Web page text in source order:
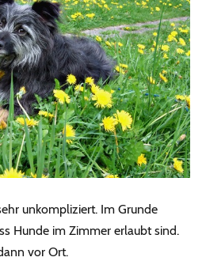
unkompliziert. Im Grunde
Hunde im Zimmer erlaubt sind.
vor Ort.